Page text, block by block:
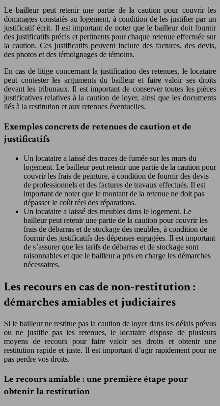
Le bailleur peut retenir une partie de la caution pour couvrir les
dommages constatés au logement, à condition de les justifier par un
justificatif écrit. Il est important de noter que le bailleur doit fournir
des justificatifs précis et pertinents pour chaque retenue effectuée sur
la caution. Ces justificatifs peuvent inclure des factures, des devis,
des photos et des témoignages de témoins.
En cas de litige concernant la justification des retenues, le locataire
peut contester les arguments du bailleur et faire valoir ses droits
devant les tribunaux. Il est important de conserver toutes les pièces
justificatives relatives à la caution de loyer, ainsi que les documents
liés à la restitution et aux retenues éventuelles.
Exemples concrets de retenues de caution et de
justificatifs
Un locataire a laissé des traces de fumée sur les murs du
logement. Le bailleur peut retenir une partie de la caution pour
couvrir les frais de peinture, à condition de fournir des devis
de professionnels et des factures de travaux effectués. Il est
important de noter que le montant de la retenue ne doit pas
dépasser le coût réel des réparations.
Un locataire a laissé des meubles dans le logement. Le
bailleur peut retenir une partie de la caution pour couvrir les
frais de débarras et de stockage des meubles, à condition de
fournir des justificatifs des dépenses engagées. Il est important
de s’assurer que les tarifs de débarras et de stockage sont
raisonnables et que le bailleur a pris en charge les démarches
nécessaires.
Les recours en cas de non-restitution :
démarches amiables et judiciaires
Si le bailleur ne restitue pas la caution de loyer dans les délais prévus
ou ne justifie pas les retenues, le locataire dispose de plusieurs
moyens de recours pour faire valoir ses droits et obtenir une
restitution rapide et juste. Il est important d’agir rapidement pour ne
pas perdre vos droits.
Le recours amiable : une première étape pour
obtenir la restitution